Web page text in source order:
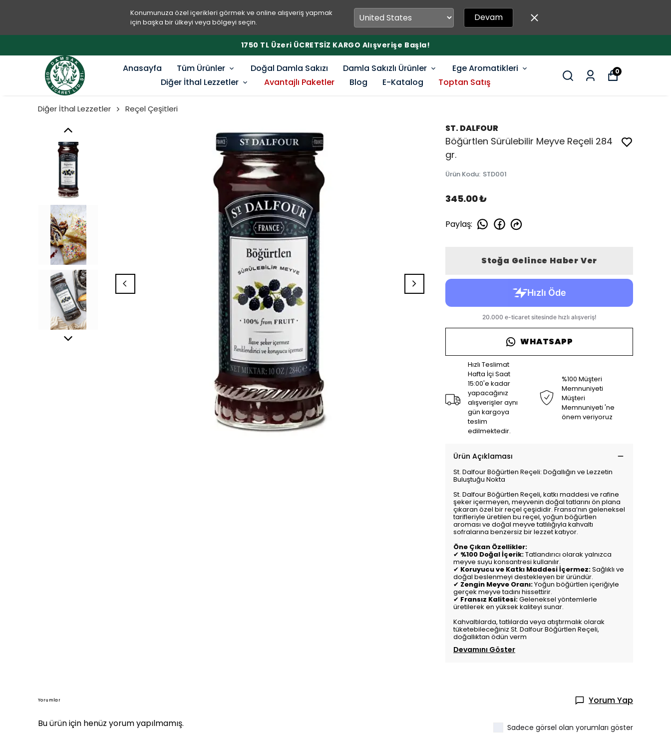
Konumunuza özel içerikleri görmek ve online alışveriş yapmak
için başka bir ülkeyi veya bölgeyi seçin.
Devam
1750 TL Üzeri ÜCRETSİZ KARGO Alışverişe Başla!
Anasayfa Tüm Ürünler Doğal Damla Sakızı Damla Sakızlı Ürünler
Ege Aromatikleri
Diğer İthal Lezzetler
Avantajlı Paketler Blog E-Katalog Toptan Satış
0
Diğer İthal Lezzetler Reçel Çeşitleri
ST. DALFOUR
Böğürtlen Sürülebilir Meyve Reçeli 284
gr.
Ürün Kodu: STD001
345.00 ₺
Paylaş:
Stoğa Gelince Haber Ver
WHATSAPP
Hızlı Teslimat
Hafta İçi Saat
15:00'e kadar
yapacağınız
alışverişler aynı
gün kargoya
teslim
edilmektedir.
%100 Müşteri
Memnuniyeti
Müşteri
Memnuniyeti 'ne
önem veriyoruz
Ürün Açıklaması
St. Dalfour Böğürtlen Reçeli: Doğallığın ve Lezzetin
Buluştuğu Nokta
St. Dalfour Böğürtlen Reçeli, katkı maddesi ve rafine
şeker içermeyen, meyvenin doğal tatlarını ön plana
çıkaran özel bir reçel çeşididir. Fransa’nın geleneksel
tarifleriyle üretilen bu reçel, yoğun böğürtlen
aroması ve doğal meyve tatlılığıyla kahvaltı
sofralarına benzersiz bir lezzet katıyor.
Öne Çıkan Özellikler:
✔ %100 Doğal İçerik:Tatlandırıcı olarak yalnızca
meyve suyu konsantresi kullanılır.
✔ Koruyucu ve Katkı Maddesi İçermez:Sağlıklı ve
doğal beslenmeyi destekleyen bir üründür.
✔ Zengin Meyve Oranı:Yoğun böğürtlen içeriğiyle
gerçek meyve tadını hissettirir.
✔ Fransız Kalitesi:Geleneksel yöntemlerle
üretilerek en yüksek kaliteyi sunar.
Kahvaltılarda, tatlılarda veya atıştırmalık olarak
tüketebileceğiniz St. Dalfour Böğürtlen Reçeli,
doğallıktan ödün verm
Devamını Göster
Yorumlar
Yorum Yap
Bu ürün için henüz yorum yapılmamış.
Sadece görsel olan yorumları göster